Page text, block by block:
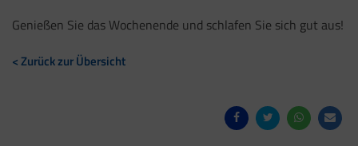
Genießen Sie das Wochenende und schlafen Sie sich gut aus!
< Zurück zur Übersicht